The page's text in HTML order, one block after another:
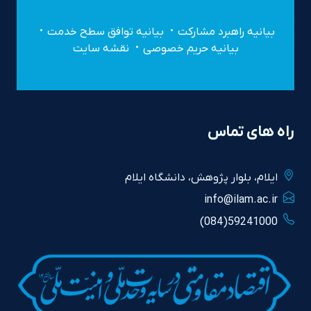
بیانیه راهبرد مشارکت
بیانیه توافق سطح خدمت
بیانیه حریم خصوصی
نقشه سایت
راه های تماس
ايلام، بلوار پژوهش، دانشگاه ايلام
info@ilam.ac.ir
59241000(084)